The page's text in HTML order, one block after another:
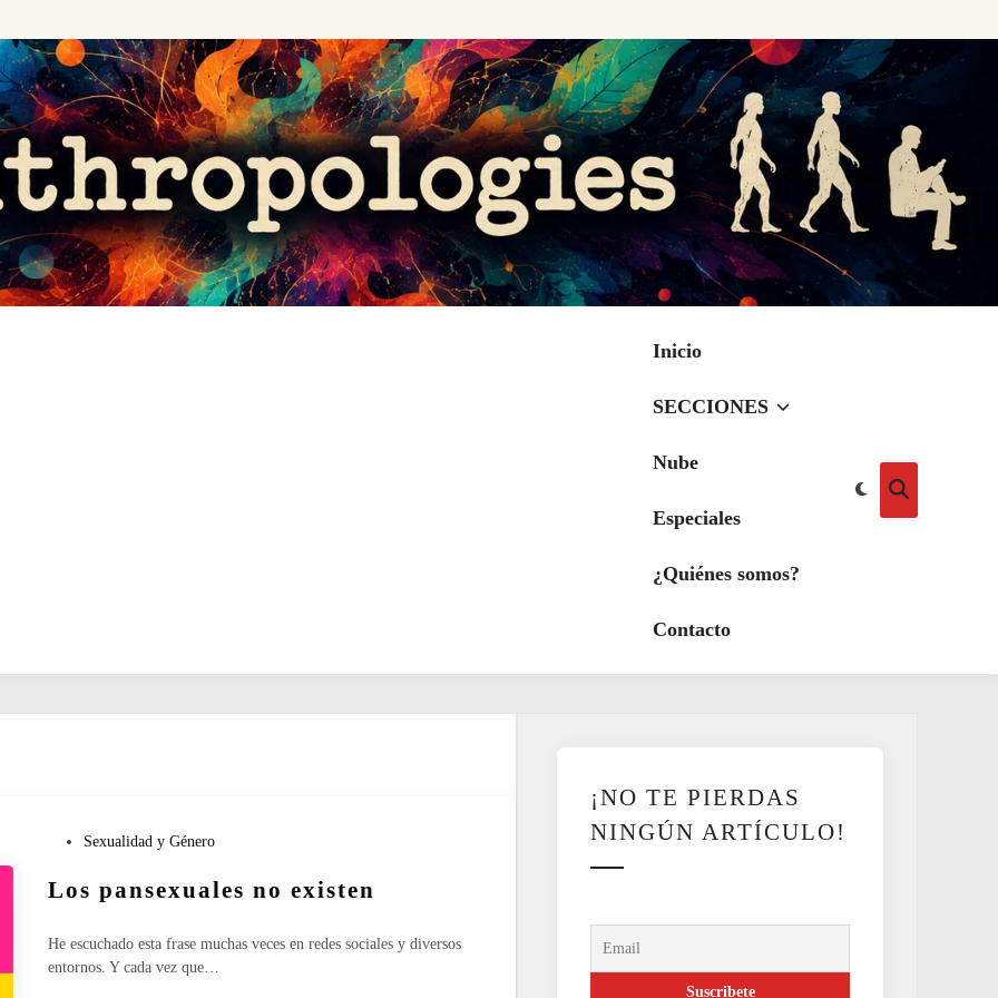
Inicio
SECCIONES
Nube
Especiales
¿Quiénes somos?
Contacto
Cambiar
Abrir
búsqueda
b
i
Sexualidad y Género
Los pansexuales no existen
He escuchado esta frase muchas veces en redes sociales y diversos
entornos. Y cada vez que…
¡NO TE PIERDAS
NINGÚN ARTÍCULO!